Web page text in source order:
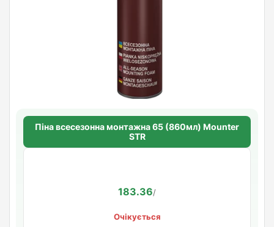
Піна всесезонна монтажна 65 (860мл) Mounter
STR
183.36/
Очікується